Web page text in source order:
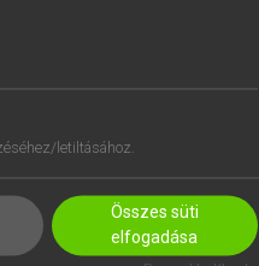
letiltásához.
Összes süti
elfogadása